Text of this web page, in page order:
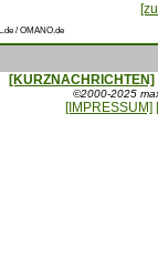
/ OMANO.de
[KURZNACHRICHTEN]
©2000-2025
[IMPRESSUM]